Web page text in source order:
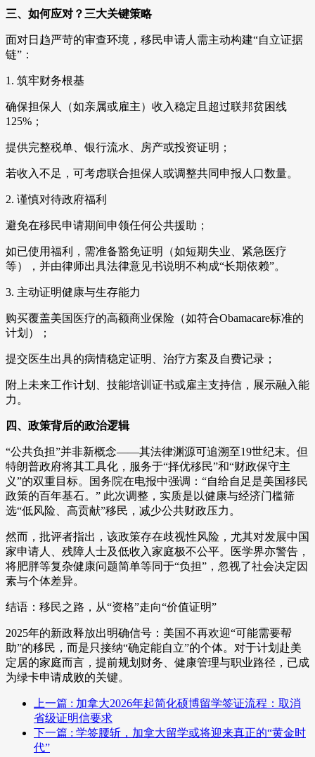
三、如何应对？三大关键策略
面对日趋严苛的审查环境，移民申请人需主动构建“自立证据
链”：
1. 筑牢财务根基
确保担保人（如亲属或雇主）收入稳定且超过联邦贫困线
125%；
提供完整税单、银行流水、房产或投资证明；
若收入不足，可考虑联合担保人或调整共同申报人口数量。
2. 谨慎对待政府福利
避免在移民申请期间申领任何公共援助；
如已使用福利，需准备豁免证明（如短期失业、紧急医疗
等），并由律师出具法律意见书说明不构成“长期依赖”。
3. 主动证明健康与生存能力
购买覆盖美国医疗的高额商业保险（如符合Obamacare标准的
计划）；
提交医生出具的病情稳定证明、治疗方案及自费记录；
附上未来工作计划、技能培训证书或雇主支持信，展示融入能
力。
四、政策背后的政治逻辑
“公共负担”并非新概念——其法律渊源可追溯至19世纪末。但
特朗普政府将其工具化，服务于“择优移民”和“财政保守主
义”的双重目标。国务院在电报中强调：“自给自足是美国移民
政策的百年基石。” 此次调整，实质是以健康与经济门槛筛
选“低风险、高贡献”移民，减少公共财政压力。
然而，批评者指出，该政策存在歧视性风险，尤其对发展中国
家申请人、残障人士及低收入家庭极不公平。医学界亦警告，
将肥胖等复杂健康问题简单等同于“负担”，忽视了社会决定因
素与个体差异。
结语：移民之路，从“资格”走向“价值证明”
2025年的新政释放出明确信号：美国不再欢迎“可能需要帮
助”的移民，而是只接纳“确定能自立”的个体。对于计划赴美
定居的家庭而言，提前规划财务、健康管理与职业路径，已成
为绿卡申请成败的关键。
上一篇 : 加拿大2026年起简化硕博留学签证流程：取消
省级证明信要求
下一篇 : 学签腰斩，加拿大留学或将迎来真正的“黄金时
代”